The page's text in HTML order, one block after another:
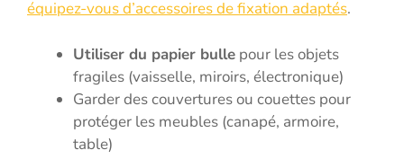
équipez-vous d’accessoires de fixation adaptés.
Utiliser du papier bulle pour les objets
fragiles (vaisselle, miroirs, électronique)
Garder des couvertures ou couettes pour
protéger les meubles (canapé, armoire,
table)